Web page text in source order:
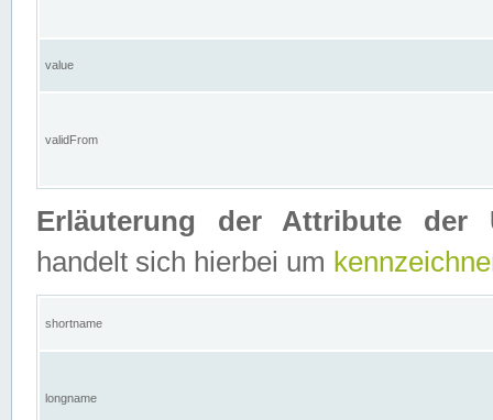
value
validFrom
Erläuterung der Attribute der
handelt sich hierbei um
shortname
longname